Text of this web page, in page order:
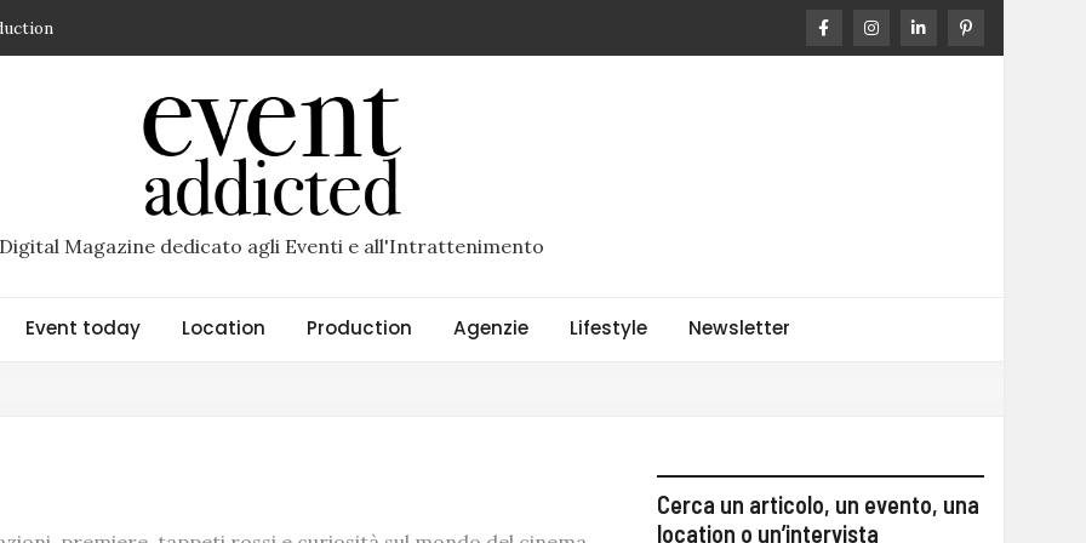
brand di Riccardo Scandellari – recensione di Daniela Sette
che diventa esperienza
di Torino un’esperienza immersiva racconta il nuovo
Digital Magazine dedicato agli Eventi e all'Intrattenimento
Event today Location Production Agenzie Lifestyle Newsletter
Cerca un articolo, un evento, una
location o un’intervista